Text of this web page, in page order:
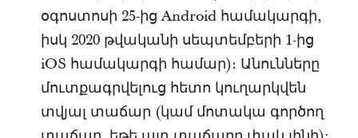
օգոստոսի 25-ից Android համակարգի,
իսկ 2020 թվականի սեպտեմբերի 1-ից
iOS համակարգի համար)։ Անունները
մուտքագրվելուց հետո կուղարկվեն
տվյալ տաճար (կամ մոտակա գործող